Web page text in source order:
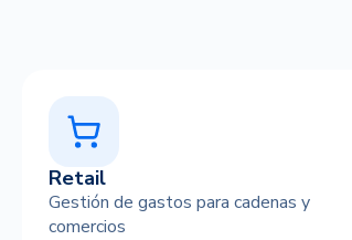
Retail
Gestión de gastos para cadenas y
comercios